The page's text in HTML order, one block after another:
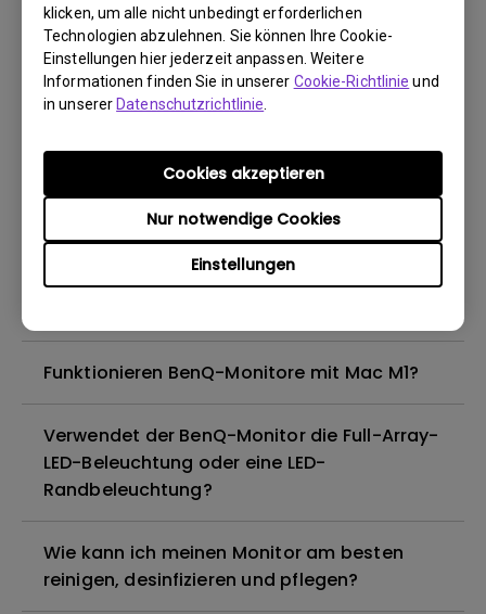
klicken, um alle nicht unbedingt erforderlichen
Technologien abzulehnen. Sie können Ihre Cookie-
Einstellungen hier jederzeit anpassen. Weitere
Informationen finden Sie in unserer Cookie-Richtlinie und
in unsererDatenschutzrichtlinie
Einstellungen
Nur notwendige Cookies
Cookies akzeptieren
Muss ich den WHQL-Treiber (Windows
Hardware Quality Labs) in Windows für
meinen BenQ-Monitor installieren? Gibt es
Treibers?
Wieso flackert mein Monitor?
Sind alle BenQ-Monitore oder nur
Funktionieren BenQ-Monitore mit Mac M1?
Verwendet der BenQ-Monitor die Full-Array-
LED-Beleuchtung oder eine LED-
Randbeleuchtung?
Wie kann ich meinen Monitor am besten
reinigen, desinfizieren und pflegen?